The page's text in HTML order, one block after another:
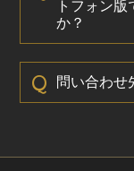
トフォン
か？
Q 問い合わせ